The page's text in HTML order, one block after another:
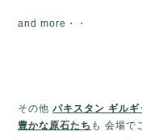
and more・・
その他パキスタン ギル
豊かな原石たち も 会場で